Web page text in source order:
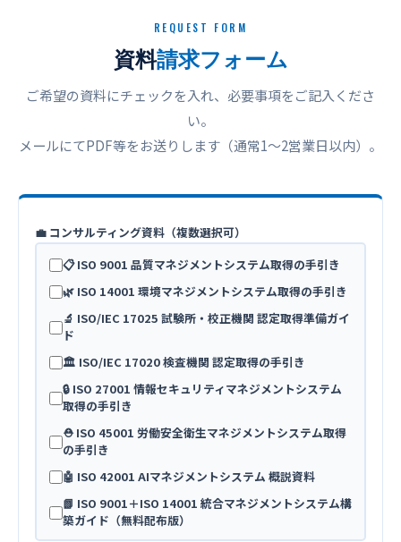
REQUEST FORM
資料請求フォーム
ご希望の資料にチェックを入れ、必要事項をご記入くださ
い。
メールにてPDF等をお送りします（通常1〜2営業日以内）。
💼 コンサルティング資料（複数選択可）
📋 ISO 9001 品質マネジメントシステム取得の手引き
🌿 ISO 14001 環境マネジメントシステム取得の手引き
🔬 ISO/IEC 17025 試験所・校正機関 認定取得準備ガイ
ド
🏛️ ISO/IEC 17020 検査機関 認定取得の手引き
🔒 ISO 27001 情報セキュリティマネジメントシステム
取得の手引き
⛑️ ISO 45001 労働安全衛生マネジメントシステム取得
の手引き
🤖 ISO 42001 AIマネジメントシステム 概説資料
📗 ISO 9001＋ISO 14001 統合マネジメントシステム構
築ガイド（無料配布版）